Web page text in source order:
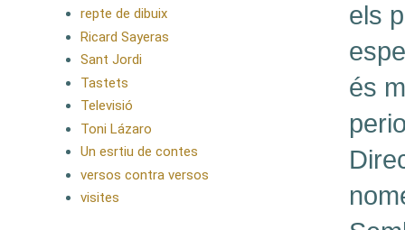
els
és
repte de dibuix
Ricard Sayeras
Sant Jordi
Tastets
Televisió
Toni Lázaro
Un esrtiu de contes
versos contra versos
visites